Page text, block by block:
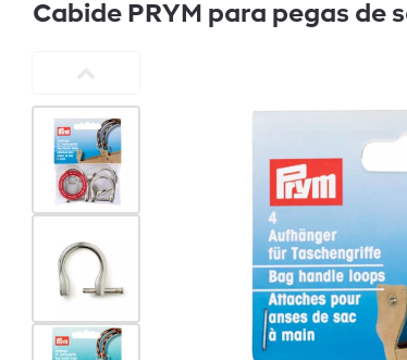
Cabide PRYM para pegas de